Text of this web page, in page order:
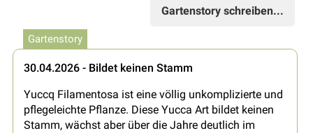
Gartenstory schreiben...
Gartenstory
30.04.2026 - Bildet keinen Stamm
Yuccq Filamentosa ist eine völlig unkomplizierte und
pflegeleichte Pflanze. Diese Yucca Art bildet keinen
Stamm, wächst aber über die Jahre deutlich im